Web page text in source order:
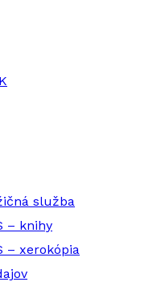
služba
– knihy
– xerokópia